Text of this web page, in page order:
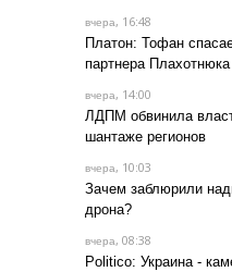
вчера, 16:48
Платон: Тофан
партнера Плахотнюка
вчера, 14:00
ЛДПМ обвинила
шантаже регионов
вчера, 10:03
Зачем заблюрили
дрона?
вчера, 08:38
Politico: Украина -